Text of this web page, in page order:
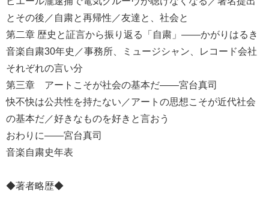
とその後／自粛と再帰性／友達と、社会と
第二章 歴史と証言から振り返る「自粛」――かがりはるき
音楽自粛30年史／事務所、ミュージシャン、レコード会社
それぞれの言い分
第三章 アートこそが社会の基本だ――宮台真司
快不快は公共性を持たない／アートの思想こそが近代社会
の基本だ／好きなものを好きと言おう
おわりに――宮台真司
音楽自粛史年表
◆著者略歴◆